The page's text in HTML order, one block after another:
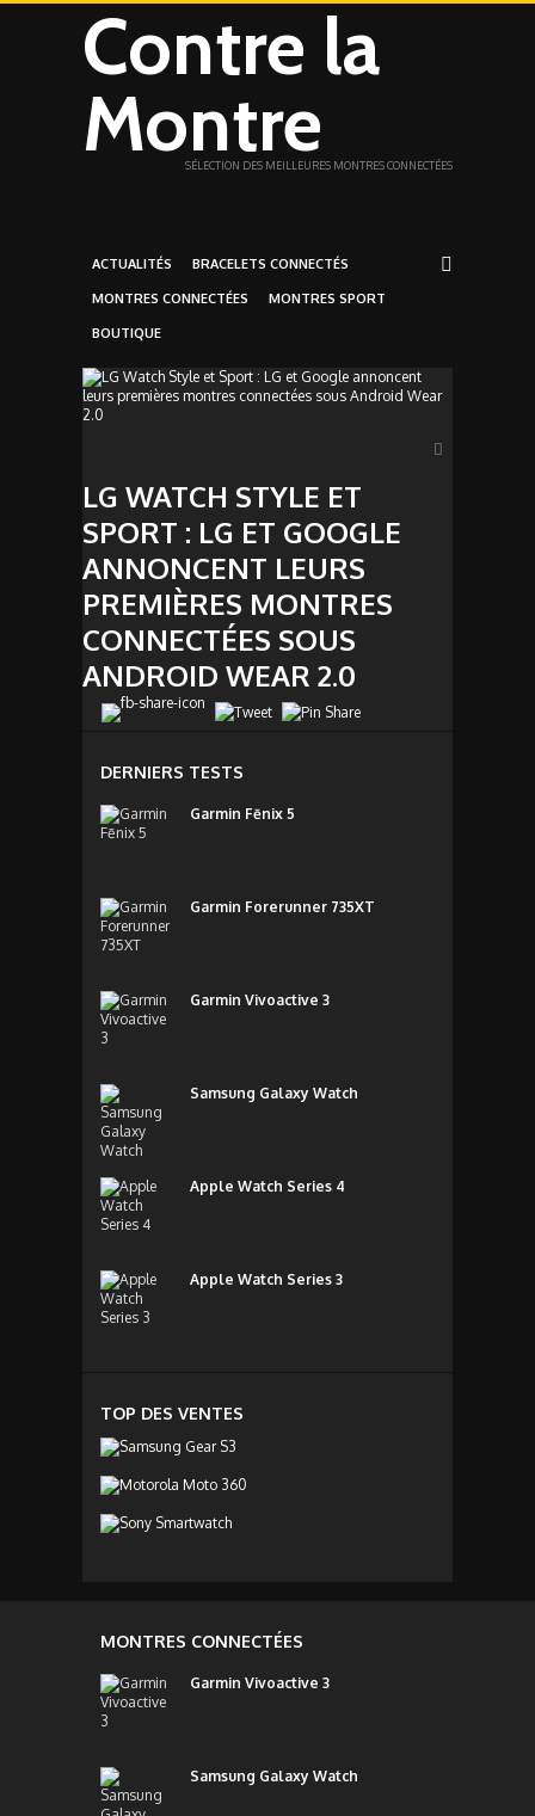
Contre la
Montre
SÉLECTION DES MEILLEURES MONTRES CONNECTÉES
ACTUALITÉS BRACELETS CONNECTÉS
MONTRES CONNECTÉES MONTRES SPORT
BOUTIQUE
LG WATCH STYLE ET
SPORT : LG ET GOOGLE
ANNONCENT LEURS
PREMIÈRES MONTRES
CONNECTÉES SOUS
ANDROID WEAR 2.0
DERNIERS TESTS
Garmin Fēnix 5
Garmin Forerunner 735XT
Garmin Vivoactive 3
Samsung Galaxy Watch
Apple Watch Series 4
Apple Watch Series 3
TOP DES VENTES
MONTRES CONNECTÉES
Garmin Vivoactive 3
Samsung Galaxy Watch